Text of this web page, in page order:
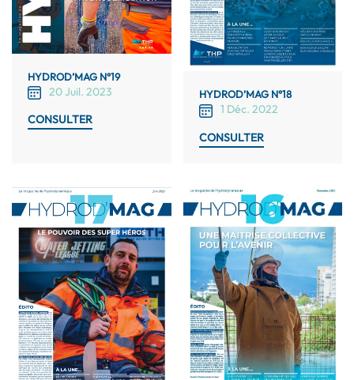
HYDROD’MAG N°19
20 Juil. 2023
CONSULTER
HYDROD’MAG N°18
1 Déc. 2022
CONSULTER